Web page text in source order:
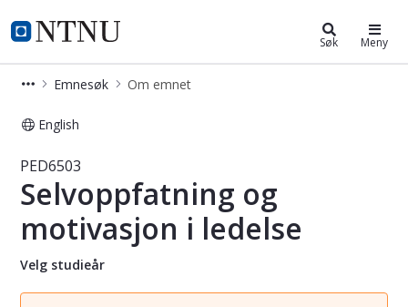
NTNU Hjemmeside
Studier Søk Meny
Emnesøk Om emnet
English
Emne - Selvoppfatning og
PED6503
Selvoppfatning og
motivasjon i ledelse
Velg studieår